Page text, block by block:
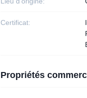
Certificat:
Propriétés